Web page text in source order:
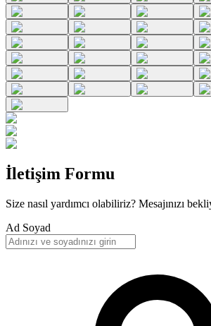
İletişim Formu
Size nasıl yardımcı olabiliriz? Mesajınızı
Ad Soyad